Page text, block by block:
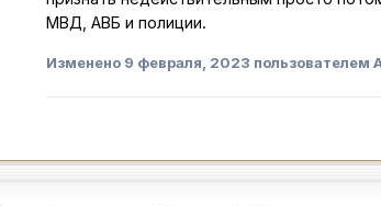
МВД, АВБ и полиции.
Изменено 9 февраля, 2023 пользователем